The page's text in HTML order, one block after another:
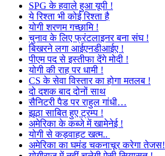
SPG के हवाले हुआ यूपी !
ये रिश्ता भी कोई रिश्ता है
योगी शरणम गच्छामि !
चुनाव के लिए फ्रंटलाइनर बना संघ !
बिखरने लगा आईएनडीआईए !
पीएम पद से इस्तीफा देंगे मोदी !
योगी की राह पर धामी !
CS के सेवा विस्तार का होगा मतलब !
दो दशक बाद दोनों साथ
सैनिटरी पैड पर राहुल गांधी…
झूठा साबित हुए ट्रम्प !
अमेरिका के कब्जे में खामेनेई !
योगी से कड़वाहट खत्म..
अमेरिका का घमंड चकनाचूर करेगा तेजस!